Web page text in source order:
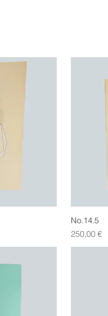
No.14.5
Pris
250,00 €